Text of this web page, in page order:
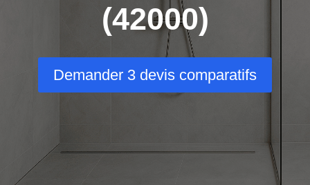
(42000)
Demander 3 devis comparatifs